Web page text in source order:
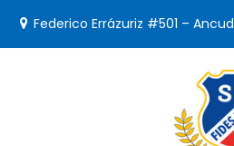
Federico Errázuriz #501 – Ancud